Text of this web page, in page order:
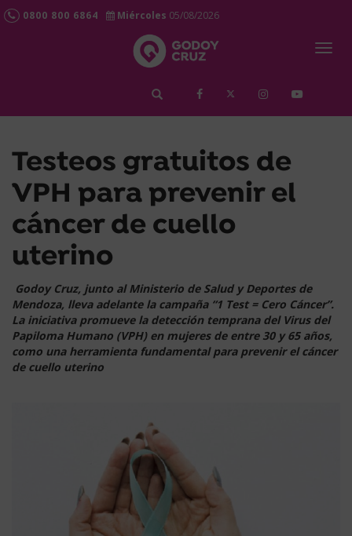
0800 800 6864 Miércoles 05/08/2026
Testeos gratuitos de
VPH para prevenir el
cáncer de cuello
uterino
Godoy Cruz, junto al Ministerio de Salud y Deportes de
Mendoza, lleva adelante la campaña “1 Test = Cero Cáncer”.
La iniciativa promueve la detección temprana del Virus del
Papiloma Humano (VPH) en mujeres de entre 30 y 65 años,
como una herramienta fundamental para prevenir el cáncer
de cuello uterino